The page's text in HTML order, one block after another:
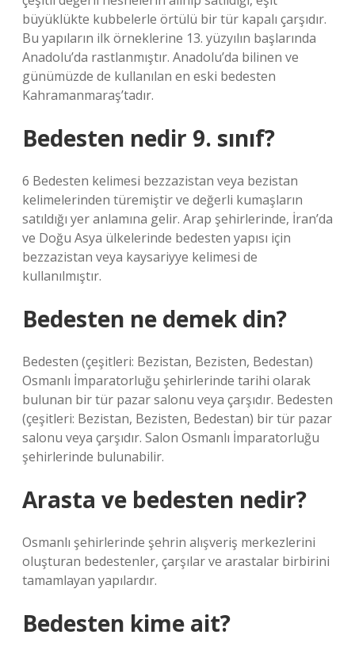
büyüklükte kubbelerle örtülü bir tür kapalı çarşıdır.
Bu yapıların ilk örneklerine 13. yüzyılın başlarında
Anadolu’da rastlanmıştır. Anadolu’da bilinen ve
günümüzde de kullanılan en eski bedesten
Kahramanmaraş’tadır.
Bedesten nedir 9. sınıf?
6 Bedesten kelimesi bezzazistan veya bezistan
kelimelerinden türemiştir ve değerli kumaşların
satıldığı yer anlamına gelir. Arap şehirlerinde, İran’da
ve Doğu Asya ülkelerinde bedesten yapısı için
bezzazistan veya kaysariyye kelimesi de
kullanılmıştır.
Bedesten ne demek din?
Bedesten (çeşitleri: Bezistan, Bezisten, Bedestan)
Osmanlı İmparatorluğu şehirlerinde tarihi olarak
bulunan bir tür pazar salonu veya çarşıdır. Bedesten
(çeşitleri: Bezistan, Bezisten, Bedestan) bir tür pazar
salonu veya çarşıdır. Salon Osmanlı İmparatorluğu
şehirlerinde bulunabilir.
Arasta ve bedesten nedir?
Osmanlı şehirlerinde şehrin alışveriş merkezlerini
oluşturan bedestenler, çarşılar ve arastalar birbirini
tamamlayan yapılardır.
Bedesten kime ait?